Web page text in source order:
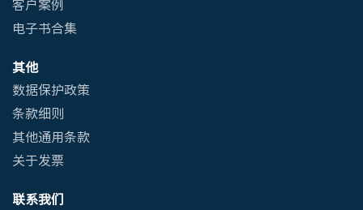
电子书合集
其他
数据保护政策
条款细则
其他通用条款
关于发票
联系我们